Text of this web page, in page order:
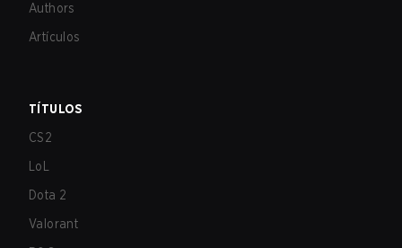
Authors
Artículos
TÍTULOS
CS2
LoL
Dota 2
Valorant